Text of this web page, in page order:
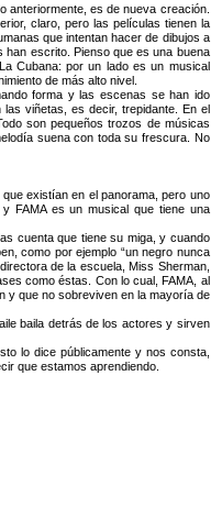
anteriormente, es de nueva creación.
claro, pero las películas tienen la
que intentan hacer de dibujos a
escrito. Pienso que es una buena
Cubana: por un lado es un musical
de más alto nivel.
forma y las escenas se han ido
viñetas, es decir, trepidante. En el
son pequeños trozos de músicas
suena con toda su frescura. No
existían en el panorama, pero uno
FAMA es un musical que tiene una
cuenta que tiene su miga, y cuando
como por ejemplo “un negro nunca
de la escuela, Miss Sherman,
como éstas. Con lo cual, FAMA, al
y que no sobreviven en la mayoría de
baila detrás de los actores y sirven
lo dice públicamente y nos consta,
que estamos aprendiendo.